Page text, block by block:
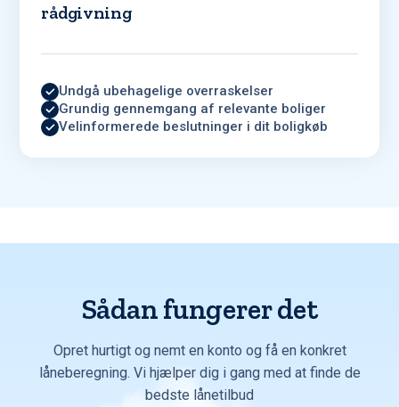
rådgivning
Undgå ubehagelige overraskelser
Grundig gennemgang af relevante boliger
Velinformerede beslutninger i dit boligkøb
Sådan fungerer det
Opret hurtigt og nemt en konto og få en konkret
låneberegning. Vi hjælper dig i gang med at finde de
bedste lånetilbud